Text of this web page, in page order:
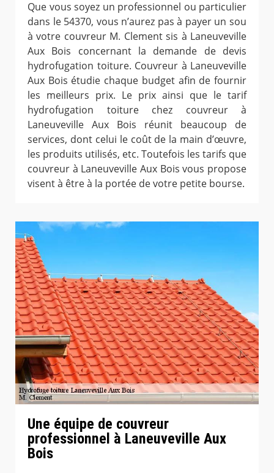
Que vous soyez un professionnel ou particulier
dans le 54370, vous n’aurez pas à payer un sou
à votre couvreur M. Clement sis à Laneuveville
Aux Bois concernant la demande de devis
hydrofugation toiture. Couvreur à Laneuveville
Aux Bois étudie chaque budget afin de fournir
les meilleurs prix. Le prix ainsi que le tarif
hydrofugation toiture chez couvreur à
Laneuveville Aux Bois réunit beaucoup de
services, dont celui le coût de la main d’œuvre,
les produits utilisés, etc. Toutefois les tarifs que
couvreur à Laneuveville Aux Bois vous propose
visent à être à la portée de votre petite bourse.
Une équipe de couvreur
professionnel à Laneuveville Aux
Bois